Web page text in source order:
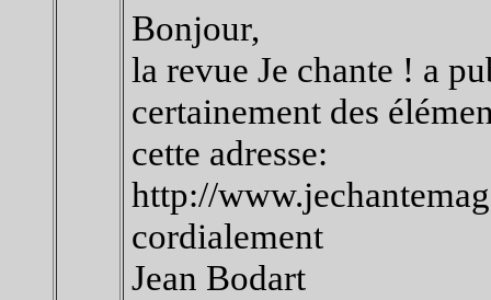
Bonjour,
la revue Je chante ! a
certainement des
cette adresse:
http://
cordialement
Jean Bodart